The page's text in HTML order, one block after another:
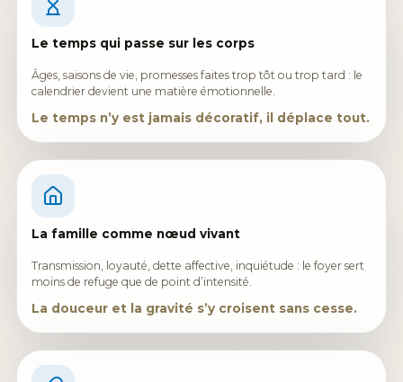
Le temps qui passe sur les corps
Âges, saisons de vie, promesses faites trop tôt ou trop tard : le
calendrier devient une matière émotionnelle.
Le temps n’y est jamais décoratif, il déplace tout.
La famille comme nœud vivant
Transmission, loyauté, dette affective, inquiétude : le foyer sert
moins de refuge que de point d’intensité.
La douceur et la gravité s’y croisent sans cesse.